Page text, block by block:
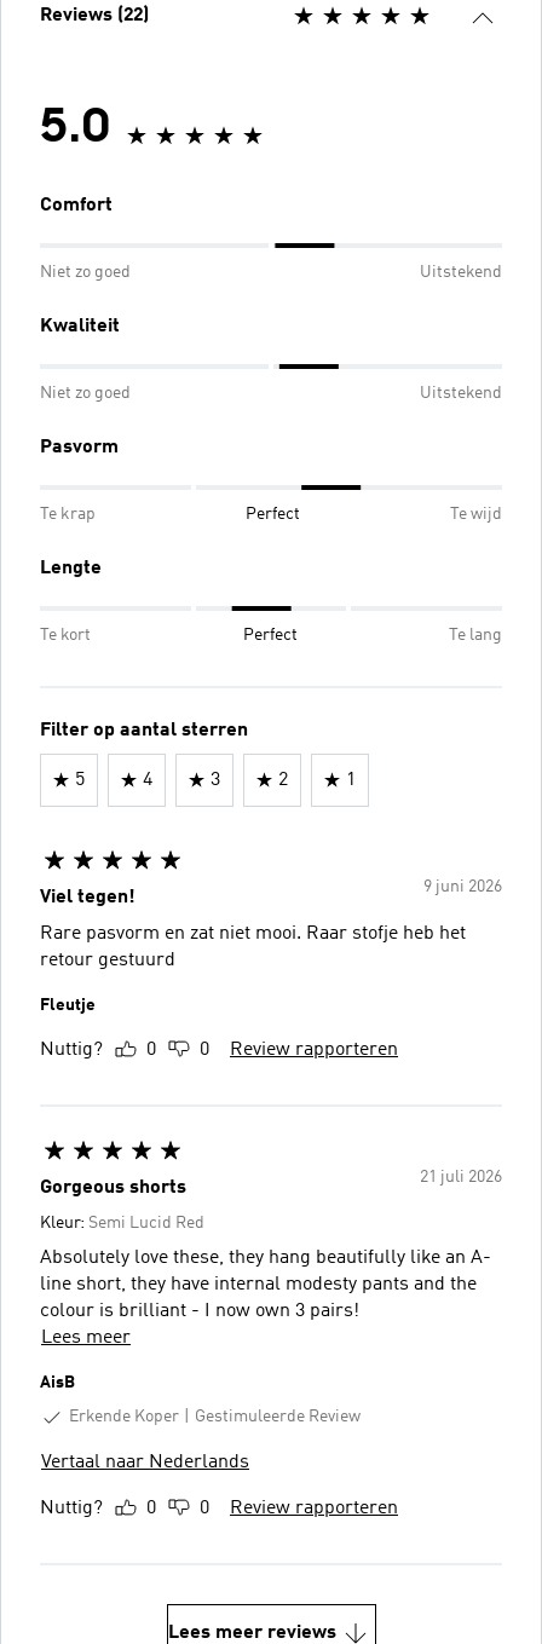
Reviews (22)
5.0
Comfort
Niet zo goed Uitstekend
Kwaliteit
Niet zo goed Uitstekend
Pasvorm
Te krap Perfect Te wijd
Lengte
Te kort Perfect Te lang
Filter op aantal sterren
5 4 3 2 1
9 juni 2026
Viel tegen!
Rare pasvorm en zat niet mooi. Raar stofje heb het
retour gestuurd
Fleutje
Nuttig? 0 0 Review rapporteren
21 juli 2026
Gorgeous shorts
Kleur: Semi Lucid Red
Absolutely love these, they hang beautifully like an A-
line short, they have internal modesty pants and the
colour is brilliant - I now own 3 pairs!
Lees meer
AisB
Erkende Koper
Gestimuleerde Review
Vertaal naar Nederlands
Nuttig? 0 0 Review rapporteren
Lees meer reviews